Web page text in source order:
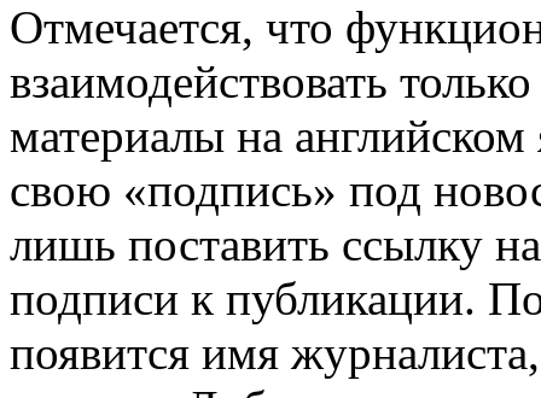
Отмечается, что
взаимодействовать
материалы на
свою «подпись» под
лишь поставить ссылку
подписи к публикации.
появится имя